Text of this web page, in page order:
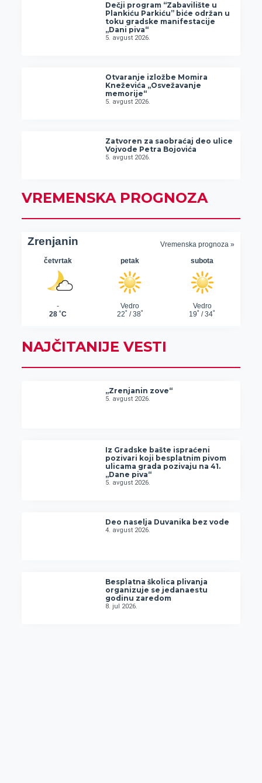
Dečji program “Zabavilište u
Plankiću Parkiću” biće održan u
toku gradske manifestacije
„Dani piva“
5. avgust 2026.
Otvaranje izložbe Momira
Kneževića „Osvežavanje
memorije“
5. avgust 2026.
Zatvoren za saobraćaj deo ulice
Vojvode Petra Bojovića
5. avgust 2026.
VREMENSKA PROGNOZA
NAJČITANIJE VESTI
„Zrenjanin zove“
5. avgust 2026.
Iz Gradske bašte ispraćeni
pozivari koji besplatnim pivom
ulicama grada pozivaju na 41.
„Dane piva“
5. avgust 2026.
Deo naselja Duvanika bez vode
4. avgust 2026.
Besplatna školica plivanja
organizuje se jedanaestu
godinu zaredom
8. jul 2026.